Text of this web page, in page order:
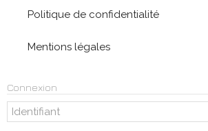
Politique de confidentialité
Mentions légales
Connexion